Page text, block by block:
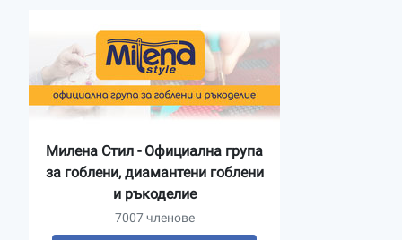
Милена Стил - Официална група
за гоблени, диамантени гоблени
и ръкоделие
7007 членове